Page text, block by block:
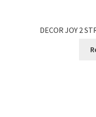
DECOR JOY 2